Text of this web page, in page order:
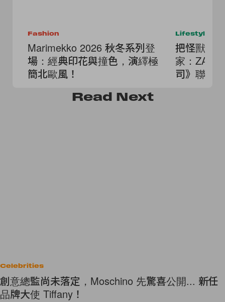
Fashion
Marimekko 2026 秋冬系列登
場：經典印花與撞色，演繹極
簡北歐風！
Lifestyle
把怪獸電
家：
司》聯名
Read Next
Celebrities
創意總監尚未落定，Moschino 先驚喜公開... 新任
品牌大使 Tiffany！